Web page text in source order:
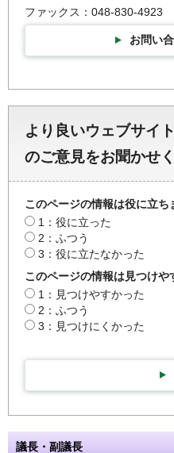
ファックス：048-830-4923
お問い
より良いウェブサイ
のご意見をお聞かせ
このページの情報は役に立ち
1：役に立った
2：ふつう
3：役に立たなかった
このページの情報は見つけや
1：見つけやすかった
2：ふつう
3：見つけにくかった
議長・副議長